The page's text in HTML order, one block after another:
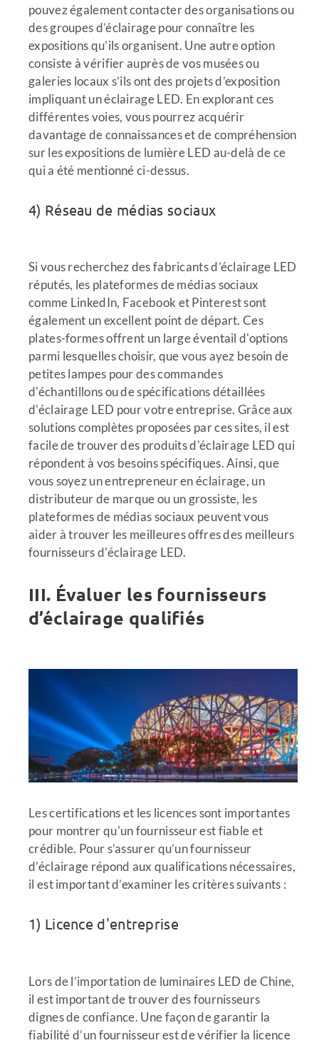
pouvez également contacter des organisations ou
des groupes d’éclairage pour connaître les
expositions qu’ils organisent. Une autre option
consiste à vérifier auprès de vos musées ou
galeries locaux s’ils ont des projets d’exposition
impliquant un éclairage LED. En explorant ces
différentes voies, vous pourrez acquérir
davantage de connaissances et de compréhension
sur les expositions de lumière LED au-delà de ce
qui a été mentionné ci-dessus.
4) Réseau de médias sociaux
Si vous recherchez des fabricants d’éclairage LED
réputés, les plateformes de médias sociaux
comme LinkedIn, Facebook et Pinterest sont
également un excellent point de départ. Ces
plates-formes offrent un large éventail d'options
parmi lesquelles choisir, que vous ayez besoin de
petites lampes pour des commandes
d'échantillons ou de spécifications détaillées
d'éclairage LED pour votre entreprise. Grâce aux
solutions complètes proposées par ces sites, il est
facile de trouver des produits d'éclairage LED qui
répondent à vos besoins spécifiques. Ainsi, que
vous soyez un entrepreneur en éclairage, un
distributeur de marque ou un grossiste, les
plateformes de médias sociaux peuvent vous
aider à trouver les meilleures offres des meilleurs
fournisseurs d'éclairage LED.
III. Évaluer les fournisseurs
d’éclairage qualifiés
Les certifications et les licences sont importantes
pour montrer qu'un fournisseur est fiable et
crédible. Pour s’assurer qu’un fournisseur
d’éclairage répond aux qualifications nécessaires,
il est important d’examiner les critères suivants :
1) Licence d'entreprise
Lors de l’importation de luminaires LED de Chine,
il est important de trouver des fournisseurs
dignes de confiance. Une façon de garantir la
fiabilité d’un fournisseur est de vérifier la licence